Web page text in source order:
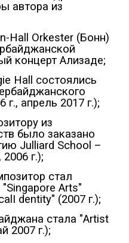
автора из
Hall Orkester (Бонн)
концерт Ализаде;
Hall состоялись
г., апрель 2017 г.);
из
было заказано
Julliard School –
г.);
стал
Arts"
dentity" (2007 г.);
стала "Artist
2007 г.);